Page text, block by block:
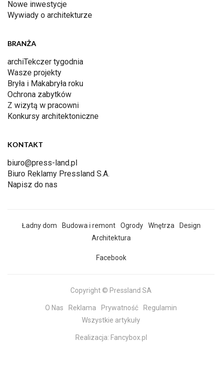
Nowe inwestycje
Wywiady o architekturze
BRANŻA
archiTekczer tygodnia
Wasze projekty
Bryła i Makabryła roku
Ochrona zabytków
Z wizytą w pracowni
Konkursy architektoniczne
KONTAKT
biuro@press-land.pl
Biuro Reklamy Pressland S.A.
Napisz do nas
Ładny dom Budowa i remont Ogrody Wnętrza
Design
Architektura
Facebook
Copyright © Pressland SA
O Nas Reklama Prywatność
Regulamin
Wszystkie artykuły
Realizacja: Fancybox.pl